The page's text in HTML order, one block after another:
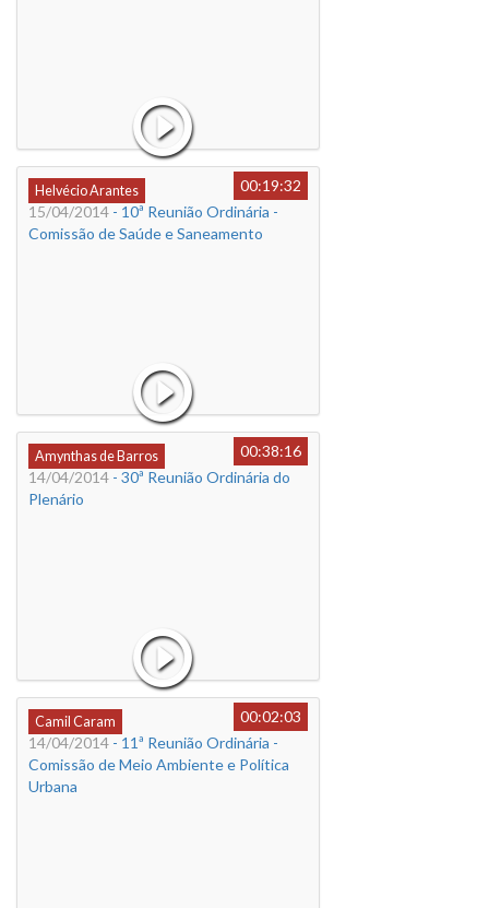
Helvécio Arantes
00:19:32
15/04/2014 - 10ª Reunião Ordinária -
Comissão de Saúde e Saneamento
Amynthas de Barros
00:38:16
14/04/2014 - 30ª Reunião Ordinária do
Plenário
Camil Caram
00:02:03
14/04/2014 - 11ª Reunião Ordinária -
Comissão de Meio Ambiente e Política
Urbana